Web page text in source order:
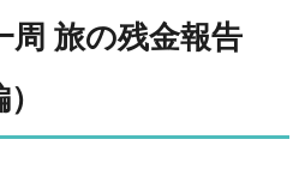
周 旅の残金報告